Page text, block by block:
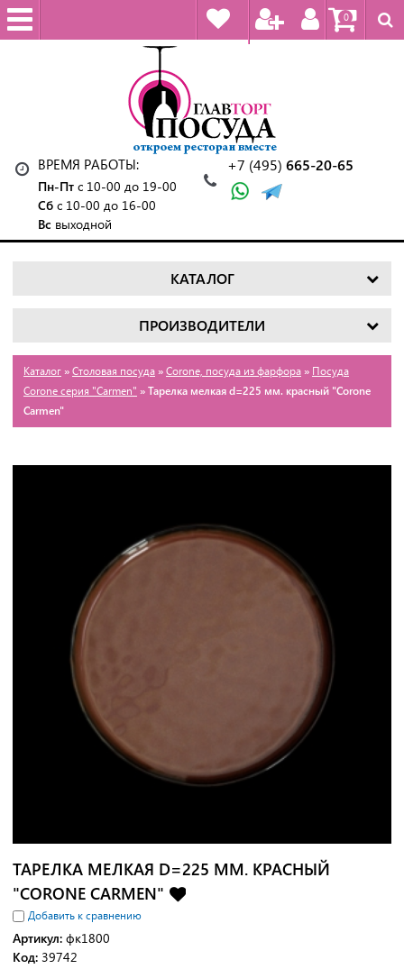
0
ВРЕМЯ РАБОТЫ:
Пн-Пт с 10-00 до 19-00
Сб с 10-00 до 16-00
Вс выходной
+7 (495) 665-20-65
КАТАЛОГ
ПРОИЗВОДИТЕЛИ
Каталог » Столовая посуда » Corone, посуда из фарфора » Посуда
Corone серия "Сarmen" » Тарелка мелкая d=225 мм. красный "Corone
Carmen"
ТАРЕЛКА МЕЛКАЯ D=225 ММ. КРАСНЫЙ
"CORONE CARMEN"
Добавить к сравнению
Артикул: фк1800
Код: 39742